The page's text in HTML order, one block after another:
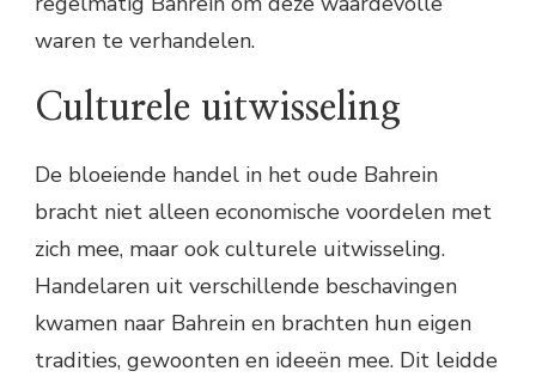
waren te verhandelen.
Culturele uitwisseling
De bloeiende handel in het oude Bahrein
bracht niet alleen economische voordelen met
zich mee, maar ook culturele uitwisseling.
Handelaren uit verschillende beschavingen
kwamen naar Bahrein en brachten hun eigen
tradities, gewoonten en ideeën mee. Dit leidde